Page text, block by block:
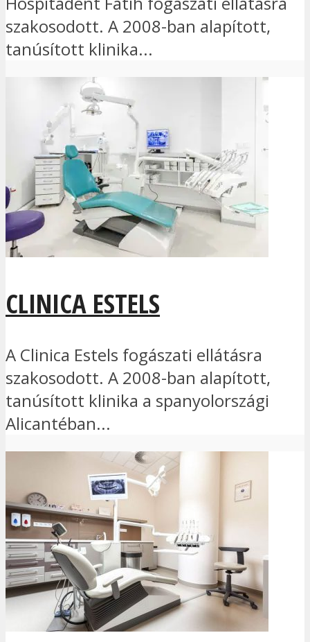
szakosodott. A 2008-ban alapított,
tanúsított klinika...
CLINICA ESTELS
A Clinica Estels fogászati ellátásra
szakosodott. A 2008-ban alapított,
tanúsított klinika a spanyolországi
Alicantéban...